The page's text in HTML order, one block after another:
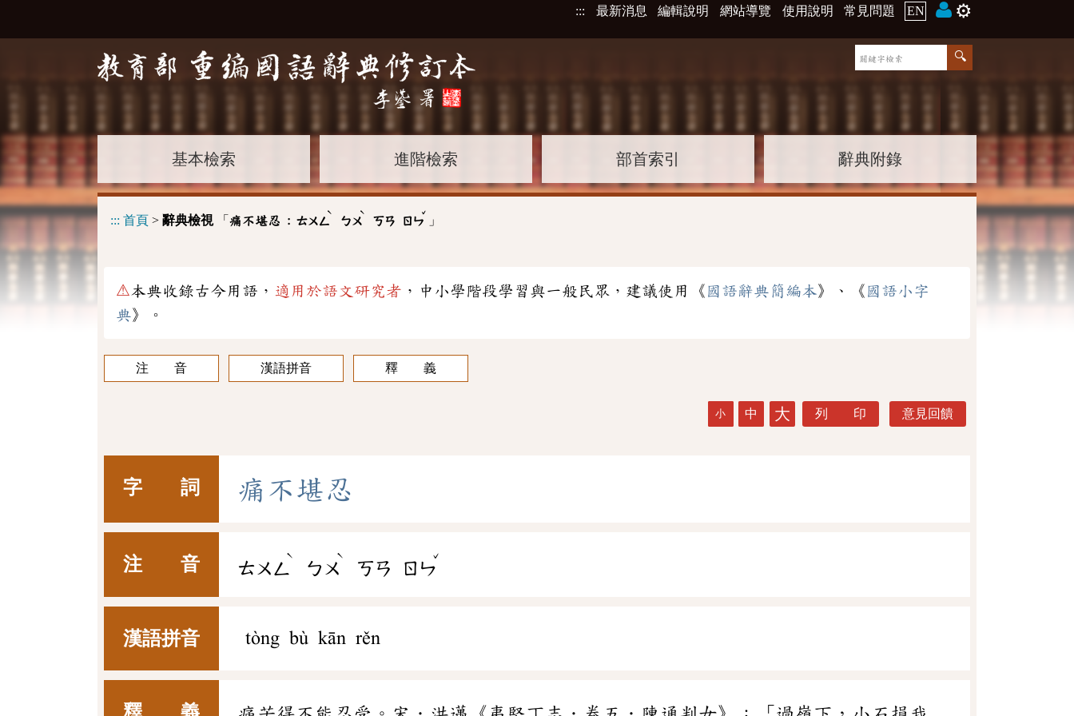
::: 最新消息 編輯說明 網站導覽 使用說明 常見問題 EN ⚙️
基本檢索 進階檢索 部首索引 辭典附錄
::: 首頁 > 辭典檢視「 痛不堪忍 : ㄊㄨㄥ
ˋ
ㄅㄨ
ˋ
ㄎㄢ ㄖㄣ
ˇ
」
⚠本典收錄古今用語， 適用於語文研究者 ，中小學階段學習與一般民眾，建議使用《 國語辭典簡編本》、《 國語小字
典》。
注 音 漢語拼音 釋 義
小 中 大 列 印 意見回饋
字 詞 痛 不堪忍
注 音 ㄊㄨㄥ
ˋ
ㄅㄨ
ˋ
ㄎㄢ ㄖㄣ
ˇ
漢語拼音 tòng bù kān rěn